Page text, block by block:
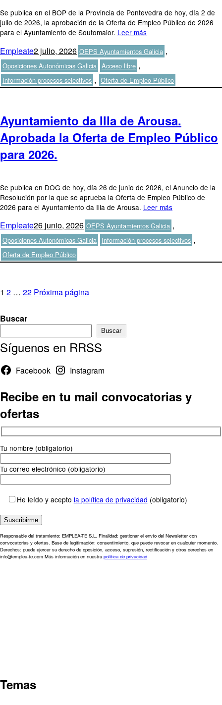
Se publica en el BOP de la Provincia de Pontevedra de hoy, día 2 de
julio de 2026, la aprobación de la Oferta de Empleo Público de 2026
para el Ayuntamiento de Soutomaior. Leer más
Autor
EmpleatePublicado
el
2 julio, 2026Categorías
OEPS Ayuntamientos Galicia ,
Oposiciones Autonómicas Galicia Etiquetas
Acceso libre ,
Información procesos selectivos , Oferta de Empleo Público
Ayuntamiento da Illa de Arousa.
Aprobada la Oferta de Empleo Público
para 2026.
Se publica en DOG de hoy, día 26 de junio de 2026, el Anuncio de la
Resolución por la que se aprueba la Oferta de Empleo Público de
2026 para el Ayuntamiento da Illa de Arousa. Leer más
Autor
EmpleatePublicado
el
26 junio, 2026Categorías
OEPS Ayuntamientos Galicia ,
Oposiciones Autonómicas Galicia Etiquetas
Información procesos selectivos ,
Oferta de Empleo Público
Paginación
de
entradas
Página
1 Página
2 … Página
22 Próxima página
Buscar
Buscar
Síguenos en RRSS
Facebook Instagram
Recibe en tu mail convocatorias y
ofertas
Tu nombre (obligatorio)
Tu correo electrónico (obligatorio)
He leído y acepto la política de privacidad (obligatorio)
Responsable del tratamiento: EMPLEA-TE S.L. Finalidad: gestionar el envío del Newsletter con
convocatorias y ofertas. Base de legitimación: consentimiento, que puede revocar en cualquier momento.
Derechos: puede ejercer su derecho de oposición, acceso, supresión, rectificación y otros derechos en
info@emplea-te.com Más información en nuestra política de privacidad
Temas